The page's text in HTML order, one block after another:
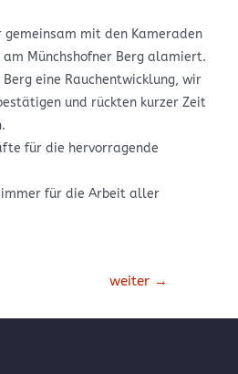
mit den Kameraden
am Münchshofner Berg alamiert.
eine Rauchentwicklung, wir
und rückten kurzer Zeit
für die hervorragende
für die Arbeit aller
weiter →